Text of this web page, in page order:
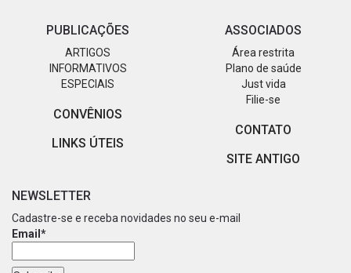
PUBLICAÇÕES
ARTIGOS
INFORMATIVOS
ESPECIAIS
CONVÊNIOS
LINKS ÚTEIS
ASSOCIADOS
Área restrita
Plano de saúde
Just vida
Filie-se
CONTATO
SITE ANTIGO
NEWSLETTER
Cadastre-se e receba novidades no seu e-mail
Email*